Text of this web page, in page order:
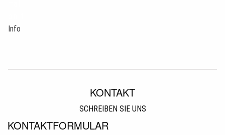
Info
KONTAKT
SCHREIBEN SIE UNS
KONTAKTFORMULAR